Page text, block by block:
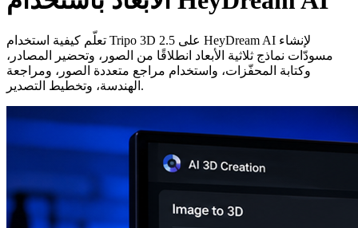
تعلّم كيفية استخدام Tripo 3D 2.5 على HeyDream AI لإنشاء
مسودّات نماذج ثلاثية الأبعاد انطلاقًا من الصور، وتحضير المصادر،
وكتابة المحفّزات، واستخدام مراجع متعددة الصور، ومراجعة
الهندسة، وتخطيط التصدير.